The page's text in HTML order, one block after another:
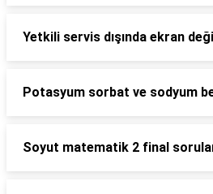
Yetkili servis dışında ekran
Potasyum sorbat ve sodyum
Soyut matematik 2 final